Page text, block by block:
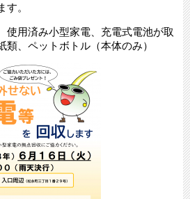
。​
使用済み小型家電、充電式電池が取
類、ペットボトル（本体のみ）